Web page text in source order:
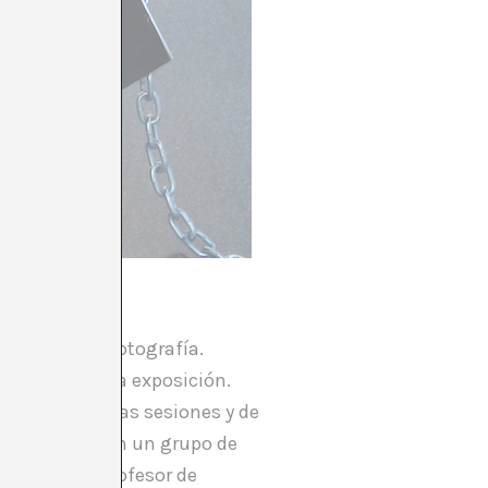
en la fotografía.
ver en la exposición.
un poco las sesiones y de
trabajar con un grupo de
como profesor de